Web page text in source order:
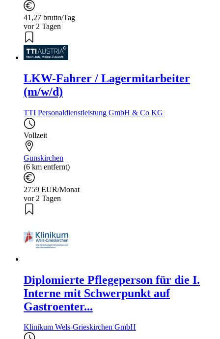
41,27 brutto/Tag
vor 2 Tagen
LKW-Fahrer / Lagermitarbeiter
(m/w/d)
TTI Personaldienstleistung GmbH & Co KG
Vollzeit
Gunskirchen
(6 km entfernt)
2759 EUR/Monat
vor 2 Tagen
Diplomierte Pflegeperson für die I.
Interne mit Schwerpunkt auf
Gastroenter...
Klinikum Wels-Grieskirchen GmbH